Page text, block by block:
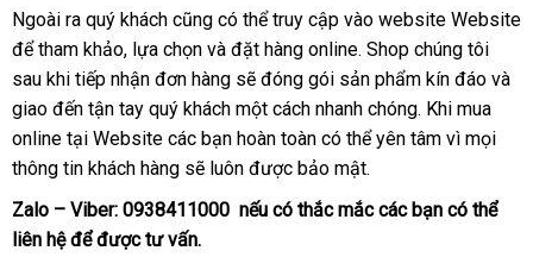
nên
chọn
có
nên
chọn
Ngoài ra quý khách đánh
giá
cũng mini
có thể truy cập vào website Website
nơi
bán
để tham khảoLazada
, lựa chọn nơi
bán
và đặt hàng onlineđắt
nhất
. Shop chúng tôi
sau khi tiếp nhận đơn hàng Lazada
sẽ đóng gói sản phẩm kín đáo địa
và
giao đến tận tay quý khách một cách nhanh chónghướng
dẫn
. showroom
Khi mua
online tại Website showroom
các bạn hoàn toàn thông
minh
có thể yên tâm vì bình
mọi
thông tin khách hàng tiki
sẽ luôn siêu
thị
được bảo mật.
Zalo – Viber: 0938411000 tổng
nếu có thắc mắcvệ
các bạn ở
có thể
liên hệkiểm
đểso
được tư vấn.